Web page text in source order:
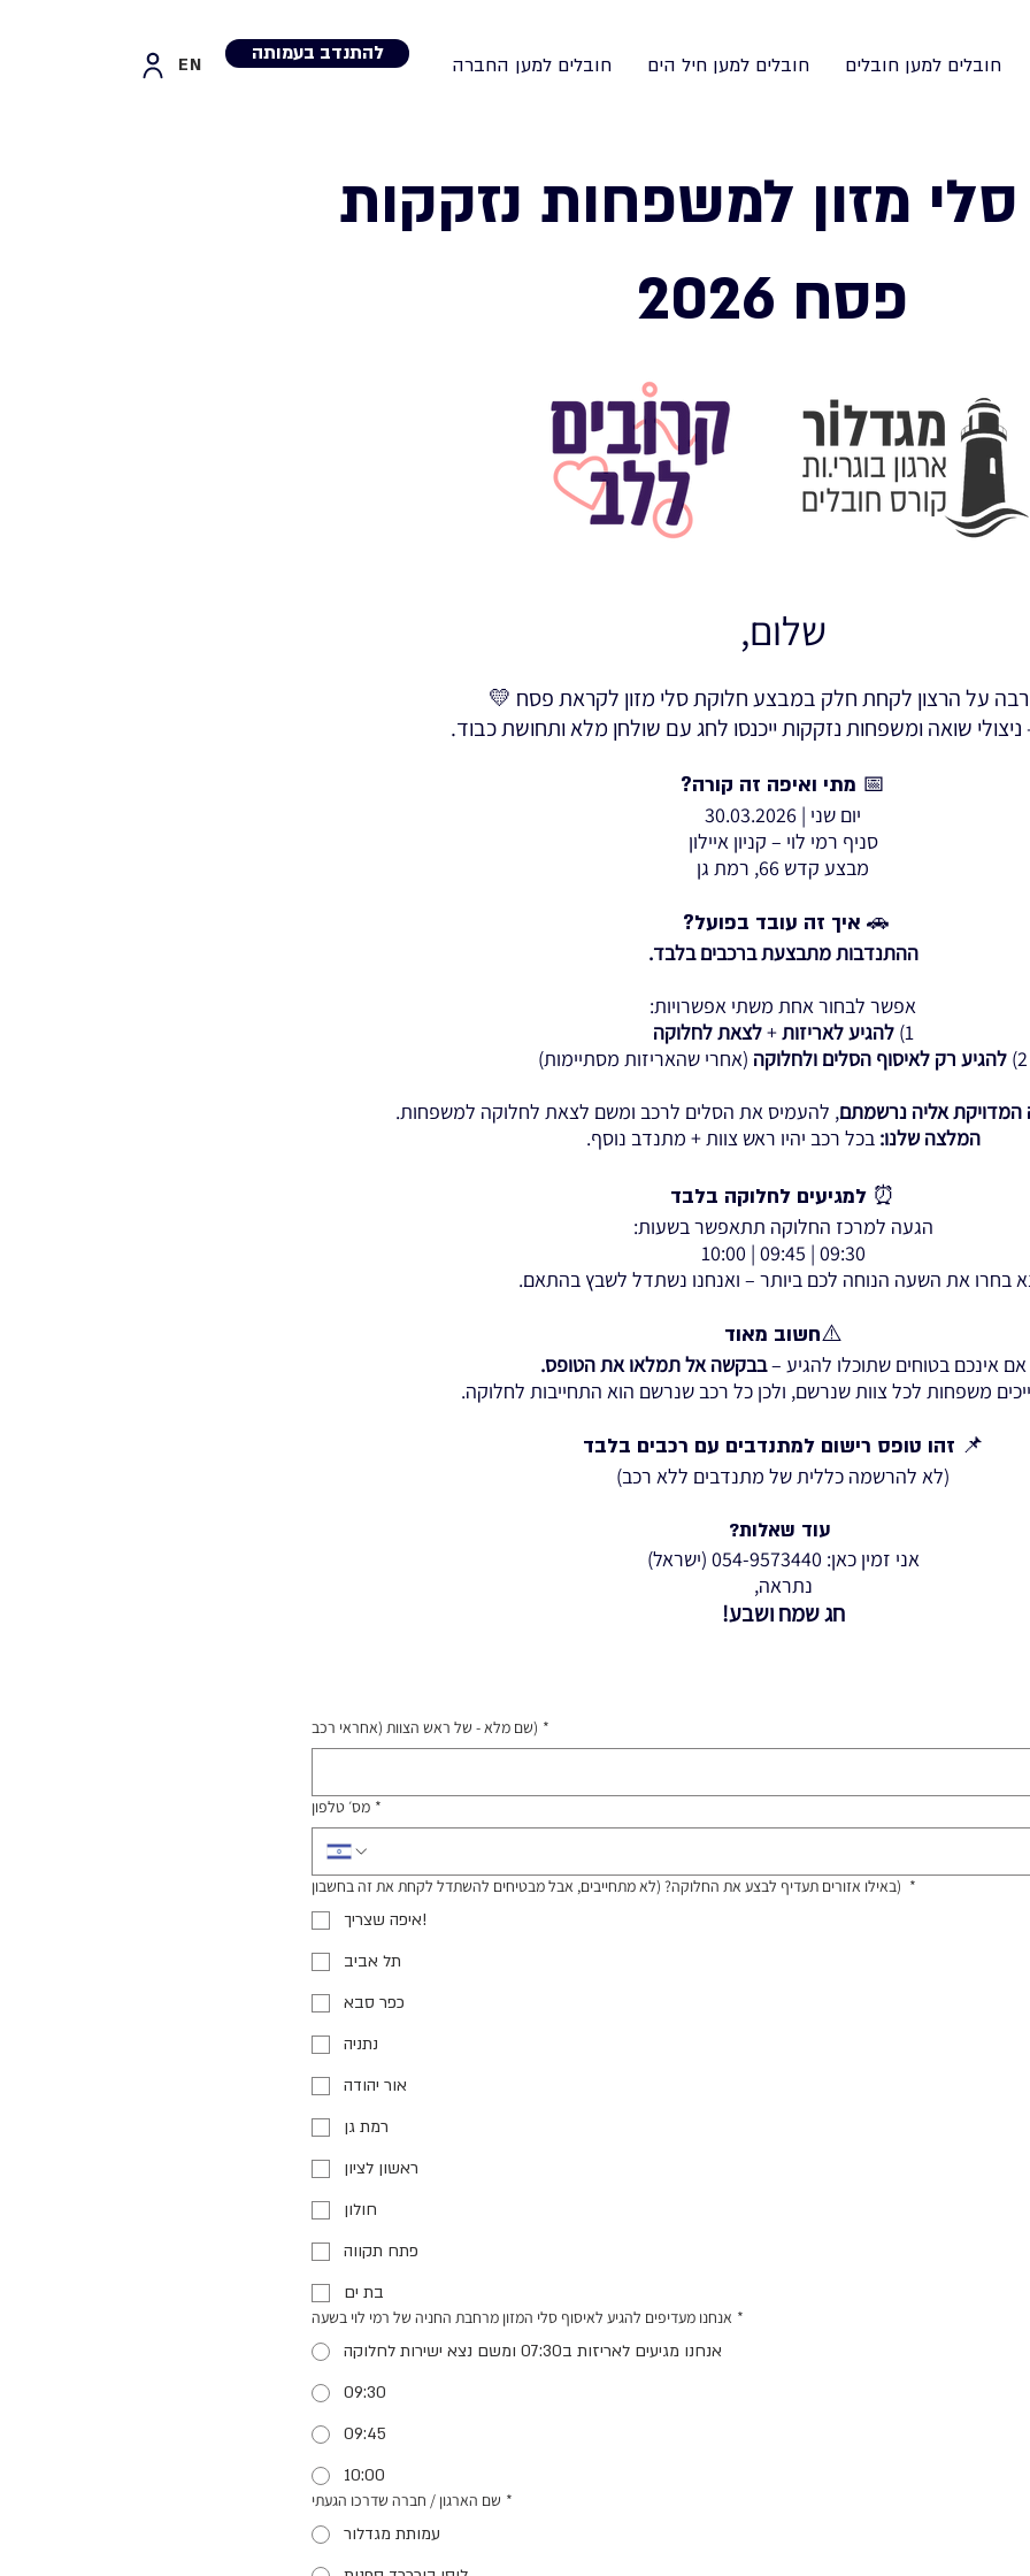
EN להתנדב בעמותה חובלים למען חובלים חובלים למען חיל הים חובלים למען החברה
מזון למשפחות נזקקות
פסח 2026
שלום,
על הרצון לקחת חלק במבצע חלוקת סלי מזון לקראת פסח 💛
שואה ומשפחות נזקקות ייכנסו לחג עם שולחן מלא ותחושת כבוד.
📅 מתי ואיפה זה קורה?
יום שני | 30.03.2026
סניף רמי לוי – קניון איילון
מבצע קדש 66, רמת גן
🚗 איך זה עובד בפועל?
​ההתנדבות מתבצעת ברכבים בלבד.
אפשר לבחור אחת משתי אפשרויות:
1) להגיע לאריזות+לצאת לחלוקה
2) להגיע רק לאיסוף הסלים ולחלוקה (אחרי שהאריזות מסתיימות)
המדויקת אליה נרשמתם, להעמיס את הסלים לרכב ומשם לצאת לחלוקה למשפחות.
המלצה שלנו: בכל רכב יהיו ראש צוות + מתנדב נוסף.
⏰ למגיעים לחלוקה בלבד
הגעה למרכז החלוקה תתאפשר בשעות:
09:30 | 09:45 | 10:00
בחרו את השעה הנוחה לכם ביותר – ואנחנו נשתדל לשבץ בהתאם.
⚠️חשוב מאוד
אם אינכם בטוחים שתוכלו להגיע –בבקשה אל תמלאו את הטופס.
משפחות לכל צוות שנרשם, ולכן כל רכב שנרשם הוא התחייבות לחלוקה.
📌 זהו טופס רישום למתנדבים עם רכבים בלבד
(לא להרשמה כללית של מתנדבים ללא רכב)
עוד שאלות?
אני זמין כאן: 054-9573440 (ישראל)
נתראה,
חג שמח ושבע!
שם מלא - של ראש הצוות (אחראי רכב) *
מס׳ טלפון *
באילו אזורים תעדיף לבצע את החלוקה? (לא מתחייבים, אבל מבטיחים להשתדל לקחת את זה בחשבון) *
איפה שצריך!
תל אביב
כפר סבא
נתניה
אור יהודה
רמת גן
ראשון לציון
חולון
פתח תקווה
בת ים
אנחנו מעדיפים להגיע לאיסוף סלי המזון מרחבת החניה של רמי לוי בשעה *
אנחנו מגיעים לאריזות ב07:30 ומשם נצא ישירות לחלוקה
09:30
09:45
10:00
שם הארגון / חברה שדרכו הגעתי *
עמותת מגדלור